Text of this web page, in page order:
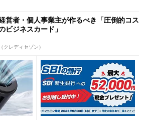
営者・個人事業主が作るべき「圧倒的コス
ビジネスカード」
クレディセゾン）